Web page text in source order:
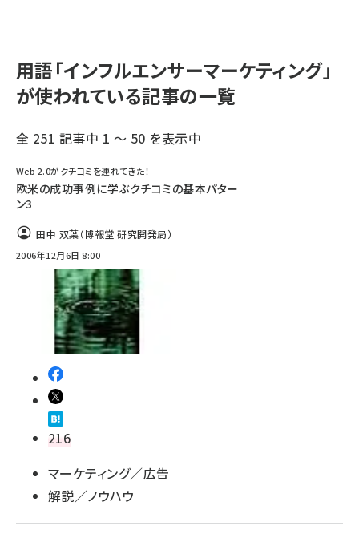
用語「インフルエンサーマーケティング」
が使われている記事の一覧
全 251 記事中 1 ～ 50 を表示中
Web 2.0がクチコミを連れてきた！
欧米の成功事例に学ぶクチコミの基本パター
ン3
田中 双葉（博報堂 研究開発局）
2006年12月6日 8:00
216
マーケティング／広告
解説／ノウハウ